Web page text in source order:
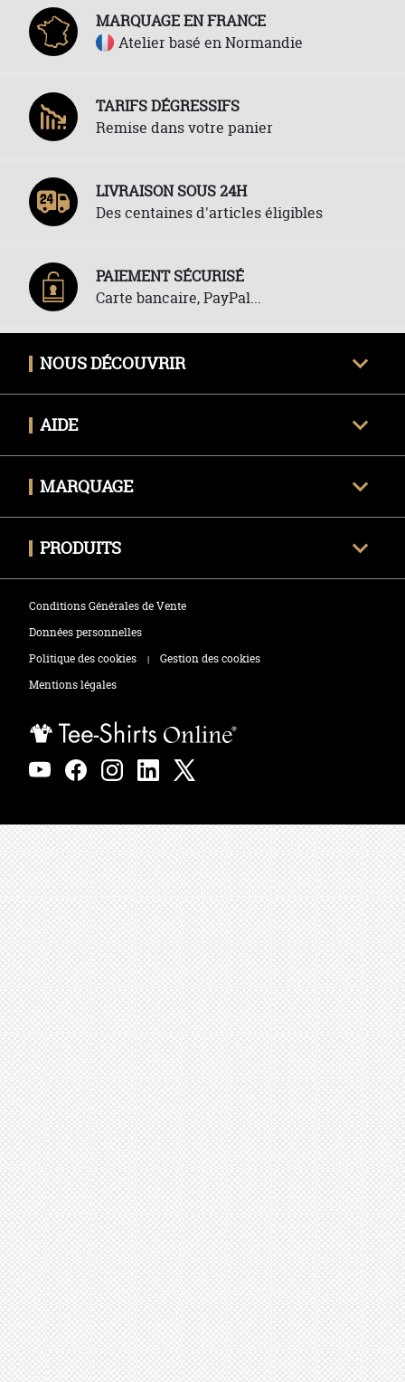
MARQUAGE EN FRANCE
Atelier basé en Normandie
TARIFS DÉGRESSIFS
Remise dans votre panier
LIVRAISON SOUS 24H
Des centaines d'articles éligibles
PAIEMENT SÉCURISÉ
Carte bancaire, PayPal...
NOUS DÉCOUVRIR
Nous contacter
AIDE
Politique des retours
MARQUAGE
Zones de marquage
PRODUITS
Polos
Sweats
Conditions Générales de Vente
Données personnelles
Politique des cookies
|
Gestion des cookies
Mentions légales